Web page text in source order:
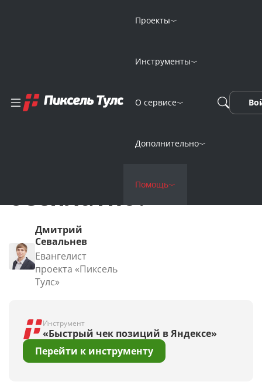
Проекты
Инструменты
О сервисе
Дополнительно
Помощь
Как проверить
позиции в Яндексе
бесплатно?
Дмитрий
Севальнев
Евангелист
проекта «Пиксель
Тулс»
Инструмент
«Быстрый чек позиций в Яндексе»
Перейти к инструменту